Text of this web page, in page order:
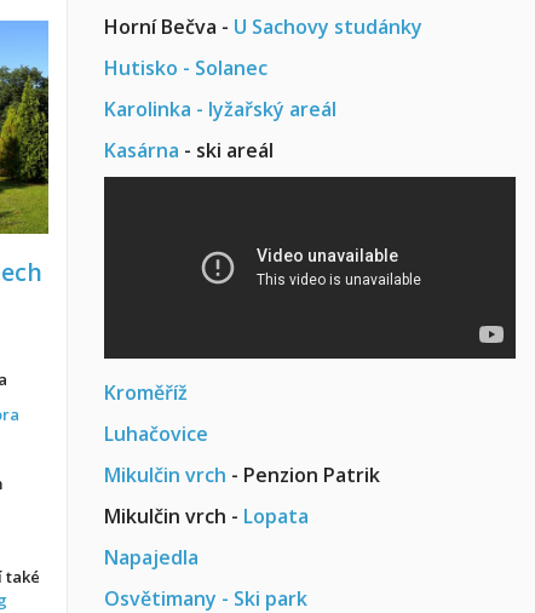
Horní Bečva - U Sachovy studánky
Hutisko - Solanec
Karolinka - lyžařský areál
Kasárna - ski areál
Kroměříž
Luhačovice
Mikulčin vrch - Penzion Patrik
Mikulčin vrch - Lopata
Napajedla
Osvětimany - Ski park
také